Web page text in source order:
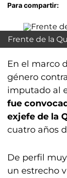
Para compartir:
Frente de la
En el marco
género
imputado al
fue
exjefe de la
cuatro años
De perfil
un estrecho